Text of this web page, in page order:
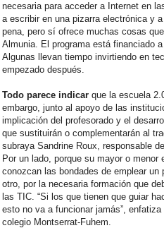
necesaria para acceder a Internet en
a escribir en una pizarra electrónica y
pena, pero sí ofrece muchas cosas
Almunia. El programa está financiado
Algunas llevan tiempo invirtiendo en
empezado después.
Todo parece indicar que la escuela
embargo, junto al apoyo de las
implicación del profesorado y el
que sustituirán o complementarán al
subraya Sandrine Roux, responsable
Por un lado, porque su mayor o
conozcan las bondades de emplear
otro, por la necesaria formación que
las TIC. “Si los que tienen que guiar
esto no va a funcionar jamás”,
colegio Montserrat-Fuhem.